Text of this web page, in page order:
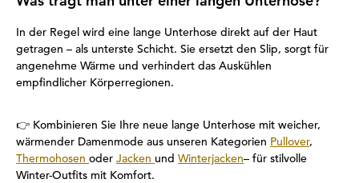
In der Regel wird eine lange Unterhose direkt auf der Haut
getragen – als unterste Schicht. Sie ersetzt den Slip, sorgt für
angenehme Wärme und verhindert das Auskühlen
empfindlicher Körperregionen.
👉 Kombinieren Sie Ihre neue lange Unterhose mit weicher,
wärmender Damenmode aus unseren Kategorien Pullover,
Thermohosen oder Jacken und Winterjacken– für stilvolle
Winter-Outfits mit Komfort.